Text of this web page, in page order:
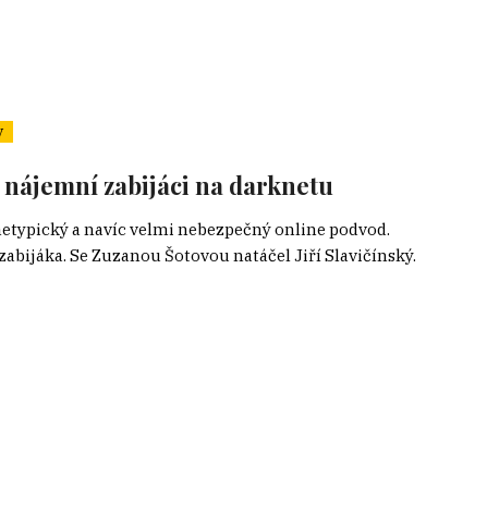
zabijáci na darknetu
a navíc velmi nebezpečný online podvod.
Se Zuzanou Šotovou natáčel Jiří Slavičínský.